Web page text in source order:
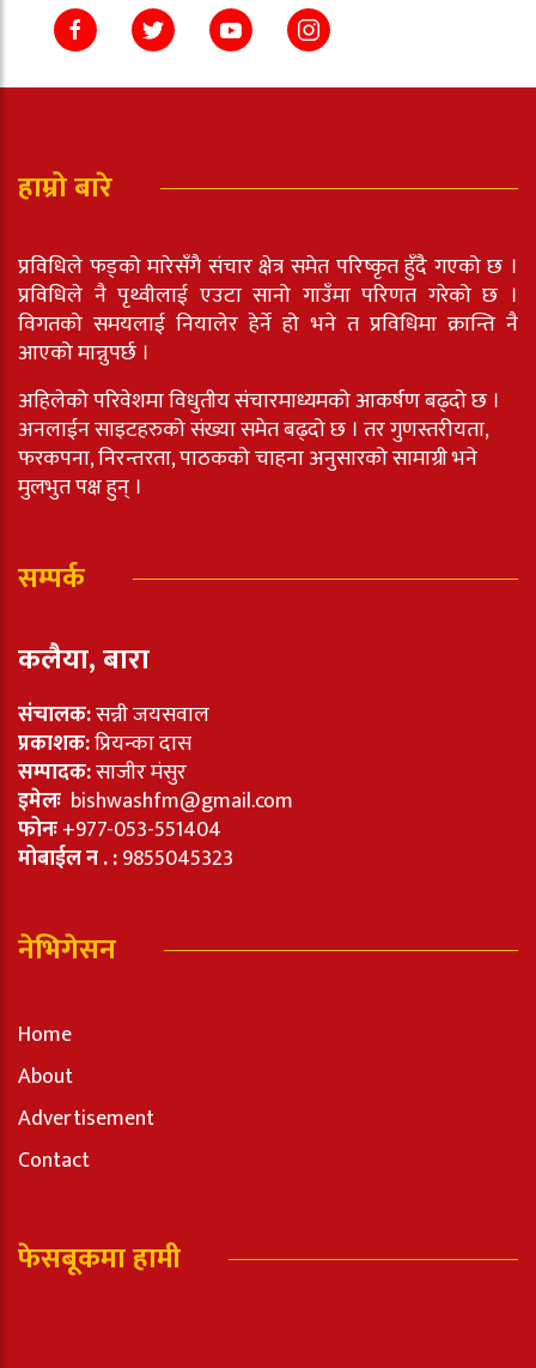
हाम्रो बारे
प्रविधिले फड्को मारेसँगै संचार क्षेत्र समेत परिष्कृत हुँदै गएको छ ।
प्रविधिले नै पृथ्वीलाई एउटा सानो गाउँमा परिणत गरेको छ ।
विगतको समयलाई नियालेर हेर्ने हो भने त प्रविधिमा क्रान्ति नै
आएको मान्नुपर्छ ।
अहिलेको परिवेशमा विधुतीय संचारमाध्यमको आकर्षण बढ्दो छ ।
अनलाईन साइटहरुको संख्या समेत बढ्दो छ । तर गुणस्तरीयता,
फरकपना, निरन्तरता, पाठकको चाहना अनुसारको सामाग्री भने
मुलभुत पक्ष हुन् ।
सम्पर्क
कलैया, बारा
संचालक:सन्नी जयसवाल
प्रकाशक:प्रियन्का दास
सम्पादक:साजीर मंसुर
इमेलः bishwashfm@gmail.com
फोनः+977-053-551404
मोबाईल न . :9855045323
नेभिगेसन
Home
About
Advertisement
Contact
फेसबूकमा हामी